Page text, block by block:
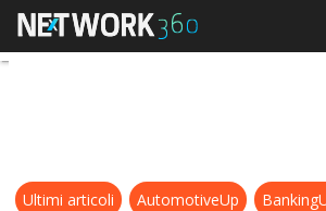
Tim, dal
Ultimi articoli AutomotiveUp